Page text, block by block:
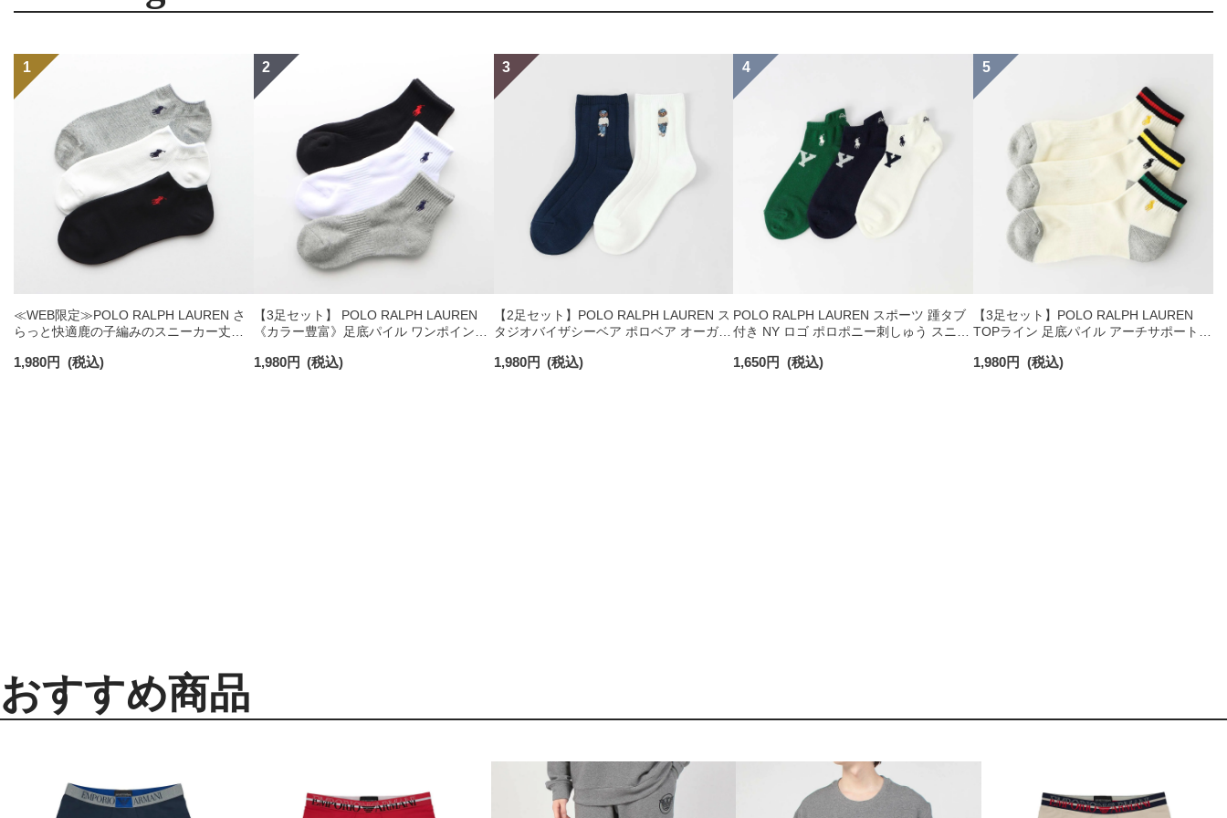
≪WEB限定≫POLO RALPH LAUREN さ
らっと快適鹿の子編みのスニーカー丈ソ
ズ レディース 92022800
1,980円 (税込)
【3足セット】 POLO RALPH LAUREN
《カラー豊富》足底パイル ワンポイント
ンズ 92009604
1,980円 (税込)
【2足セット】POLO RALPH LAUREN ス
タジオバイザシーベア ポロベア オーガニ
ンズ レディース 92009650
1,980円 (税込)
POLO RALPH LAUREN スポーツ 踵タブ
付き NY ロゴ ポロポニー刺しゅう スニー
ソックス 02022328
1,650円 (税込)
【3足セット】POLO RALPH LAUREN
TOPライン 足底パイル アーチサポート
ズ 92009611
1,980円 (税込)
おすすめ商品